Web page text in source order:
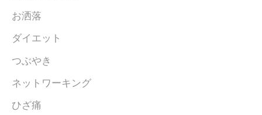
お洒落
ダイエット
つぶやき
ネットワーキング
ひざ痛